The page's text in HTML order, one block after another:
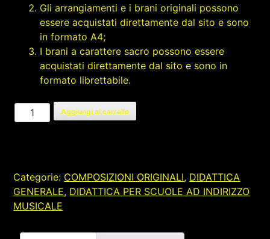
Gli arrangiamenti e i brani originali possono
essere acquistati direttamente dal sito e sono
in formato A4;
I brani a carattere sacro possono essere
acquistati direttamente dal sito e sono in
formato librettabile.
SUITE
FOR
Aggiungi al carrello
Categorie: COMPOSIZIONI ORIGINALI, DIDATTICA
GENERALE, DIDATTICA PER SCUOLE AD INDIRIZZO
MUSICALE